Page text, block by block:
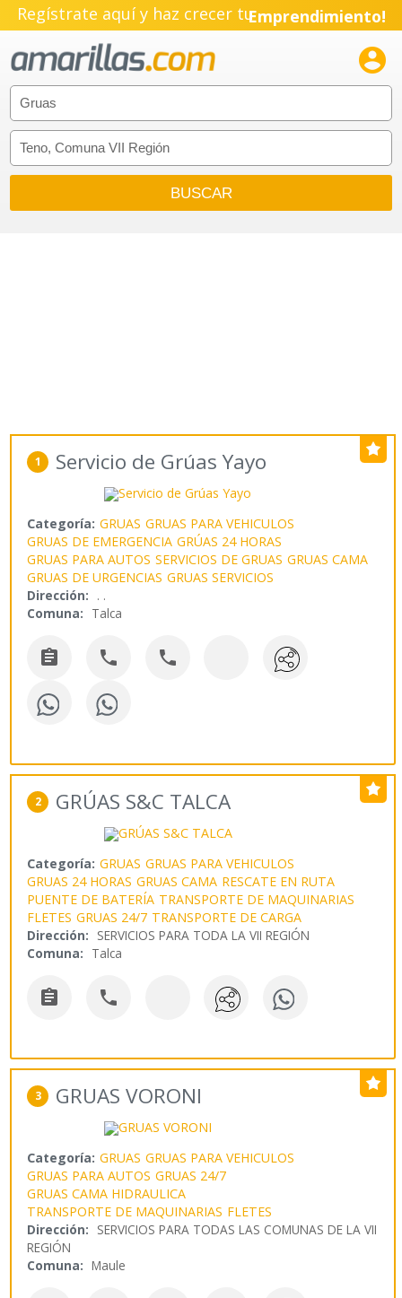
Regístrate aquí y haz crecer tuPyme!
Emprendimiento!

1 Servicio de Grúas Yayo
Categoría: GRUAS GRUAS PARA VEHICULOS
GRUAS DE EMERGENCIA GRÚAS 24 HORAS
GRUAS PARA AUTOS SERVICIOS DE GRUAS GRUAS CAMA
GRUAS DE URGENCIAS GRUAS SERVICIOS
Dirección: . .
Comuna: Talca
  
2 GRÚAS S&C TALCA
Categoría: GRUAS GRUAS PARA VEHICULOS
GRUAS 24 HORAS GRUAS CAMA RESCATE EN RUTA
PUENTE DE BATERÍA TRANSPORTE DE MAQUINARIAS
FLETES GRUAS 24/7 TRANSPORTE DE CARGA
Dirección: SERVICIOS PARA TODA LA VII REGIÓN
Comuna: Talca
 
3 GRUAS VORONI
Categoría: GRUAS GRUAS PARA VEHICULOS
GRUAS PARA AUTOS GRUAS 24/7
GRUAS CAMA HIDRAULICA
TRANSPORTE DE MAQUINARIAS FLETES
Dirección: SERVICIOS PARA TODAS LAS COMUNAS DE LA VII
REGIÓN
Comuna: Maule